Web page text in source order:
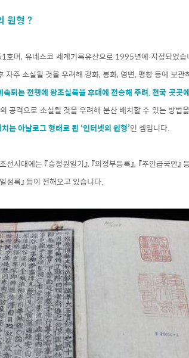
원형 ?
호며, 유네스코 세계기록유산으로 1995년에 지정되었
자주 소실될 것을 우려해 강화, 봉화, 영변, 평창 등에 보
속되는 전쟁에 왕조실록을 후대에 전승해 주려, 전국 곳곳
공격으로 소실될 것을 우려해 분산 배치할 수 있는 방법
치는 아날로그 형태로 된 ‘인터넷의 원형’인 셈입니다.
시대에는 『승정원일기』, 『의정부등록』, 『추안급국안
일성록』 등이 전해오고 있습니다.